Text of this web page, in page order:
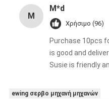
M
M*d
Χρήσιμο (96)
Purchase 10pcs
is good and
Susie is friendly
ewing σερβο μηχανή μηχανών